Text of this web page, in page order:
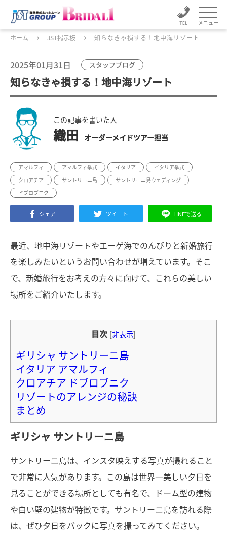
メニュー
ホーム JST掲示板 知らなきゃ損する！地中海リゾート
2025年01月31日 スタッフブログ
知らなきゃ損する！地中海リゾート
この記事を書いた人
織田 オーダーメイドツアー担当
アマルフィ アマルフィ挙式 イタリア
イタリア挙式
クロアチア
サントリーニ島
サントリーニ島ウェディング
ドブロブニク
シェア ツイート LINEで送る
最近、地中海リゾートやエーゲ海でのんびりと新婚旅行
を楽しみたいというお問い合わせが増えています。そこ
で、新婚旅行をお考えの方々に向けて、これらの美しい
場所をご紹介いたします。
目次 [非表示]
ギリシャ サントリーニ島
イタリア アマルフィ
クロアチア ドブロブニク
リゾートのアレンジの秘訣
まとめ
ギリシャ サントリーニ島
サントリーニ島は、インスタ映えする写真が撮れること
で非常に人気があります。この島は世界一美しい夕日を
見ることができる場所としても有名で、ドーム型の建物
や白い壁の建物が特徴です。サントリーニ島を訪れる際
は、ぜひ夕日をバックに写真を撮ってみてください。